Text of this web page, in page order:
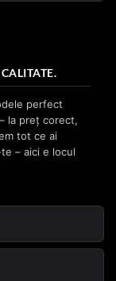
perfect
– la preț corect,
tot ce ai
– aici e locul